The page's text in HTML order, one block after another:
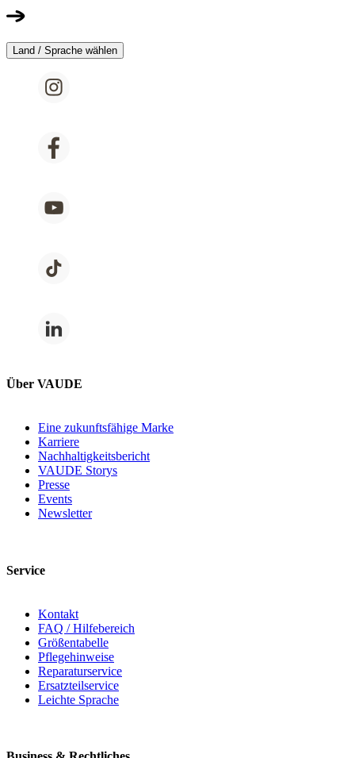
Land / Sprache wählen
Über VAUDE
Eine zukunftsfähige Marke
Karriere
Nachhaltigkeitsbericht
VAUDE Storys
Presse
Events
Newsletter
Service
Kontakt
FAQ / Hilfebereich
Größentabelle
Pflegehinweise
Reparaturservice
Ersatzteilservice
Leichte Sprache